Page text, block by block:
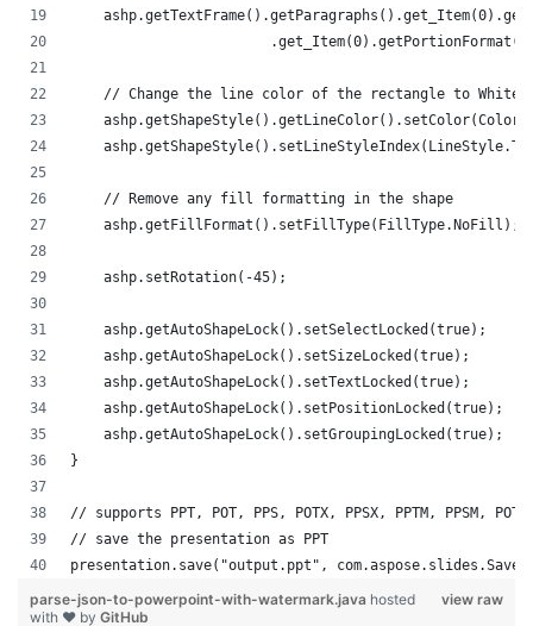
    // Change the line color of the rectangle to White
    // Remove any fill formatting in the shape
    ashp.getFillFormat().setFillType(FillType.NoFill);
    ashp.setRotation(-45);
    ashp.getAutoShapeLock().setSelectLocked(true);
    ashp.getAutoShapeLock().setSizeLocked(true);
    ashp.getAutoShapeLock().setTextLocked(true);
    ashp.getAutoShapeLock().setPositionLocked(true);
    ashp.getAutoShapeLock().setGroupingLocked(true);
}
// supports PPT, POT, PPS, POTX, PPSX, PPTM, PPSM,
// save the presentation as PPT
presentation.save("output.ppt",
view raw
parse-json-to-powerpoint-with-watermark.java hosted
with ❤ by GitHub